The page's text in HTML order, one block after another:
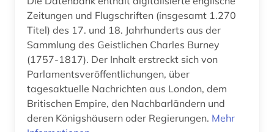
audiodatei (2)
audioführung (1)
audiothek (1)
audiovisuelles material (2)
aufgebot (1)
Zeitungen und Flugschriften (insgesamt 1.270
Titel) des 17. und 18. Jahrhunderts aus der
Sammlung des Geistlichen Charles Burney
(1757-1817). Der Inhalt erstreckt sich von
Parlamentsveröffentlichungen, über
tagesaktuelle Nachrichten aus London, dem
Britischen Empire, den Nachbarländern und
deren Königshäusern oder Regierungen. Mehr